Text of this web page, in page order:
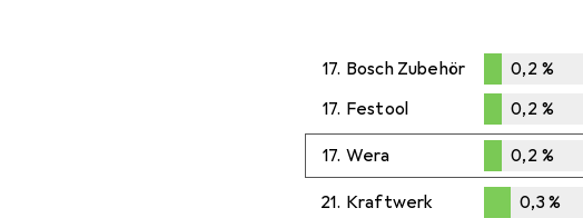
17. Bosch Zubehör
%
0,2 %
17. Festool
0,2%
0,2 %
17. Wera
0,2%
0,2 %
21. Kraftwerk
0,3%